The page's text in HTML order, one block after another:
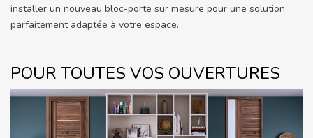
installer un nouveau bloc-porte sur mesure pour une solution
parfaitement adaptée à votre espace.
POUR TOUTES VOS OUVERTURES